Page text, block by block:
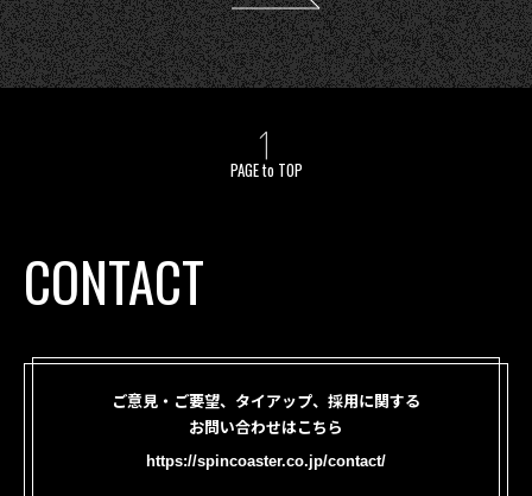
PAGE to TOP
CONTACT
ご意見・ご要望、タイアップ、採用に関する
お問い合わせはこちら
https://spincoaster.co.jp/contact/